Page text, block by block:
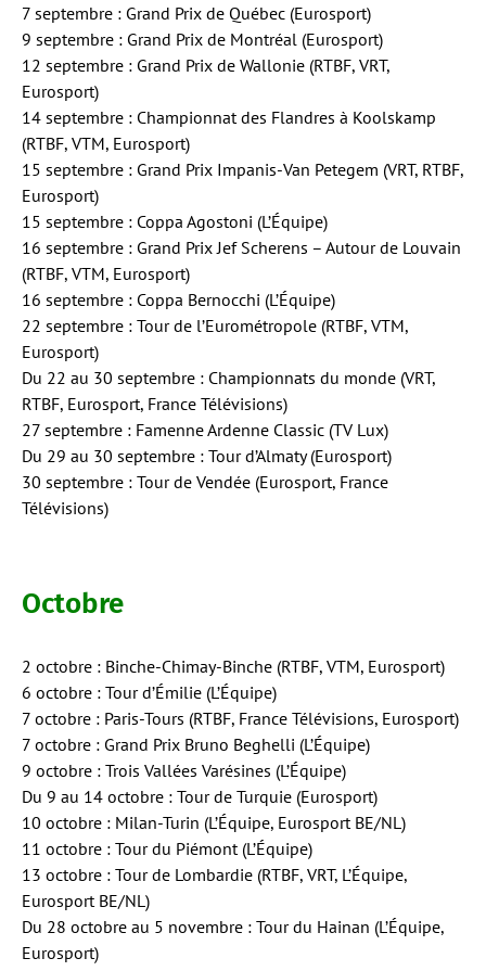
7 septembre : Grand Prix de Québec (Eurosport)
9 septembre : Grand Prix de Montréal (Eurosport)
12 septembre : Grand Prix de Wallonie (RTBF, VRT,
Eurosport)
14 septembre : Championnat des Flandres à Koolskamp
(RTBF, VTM, Eurosport)
15 septembre : Grand Prix Impanis-Van Petegem (VRT, RTBF,
Eurosport)
15 septembre : Coppa Agostoni (L’Équipe)
16 septembre : Grand Prix Jef Scherens – Autour de Louvain
(RTBF, VTM, Eurosport)
16 septembre : Coppa Bernocchi (L’Équipe)
22 septembre : Tour de l’Eurométropole (RTBF, VTM,
Eurosport)
Du 22 au 30 septembre : Championnats du monde (VRT,
RTBF, Eurosport, France Télévisions)
27 septembre : Famenne Ardenne Classic (TV Lux)
Du 29 au 30 septembre : Tour d’Almaty (Eurosport)
30 septembre : Tour de Vendée (Eurosport, France
Télévisions)
Octobre
2 octobre : Binche-Chimay-Binche (RTBF, VTM, Eurosport)
6 octobre : Tour d’Émilie (L’Équipe)
7 octobre : Paris-Tours (RTBF, France Télévisions, Eurosport)
7 octobre : Grand Prix Bruno Beghelli (L’Équipe)
9 octobre : Trois Vallées Varésines (L’Équipe)
Du 9 au 14 octobre : Tour de Turquie (Eurosport)
10 octobre : Milan-Turin (L’Équipe, Eurosport BE/NL)
11 octobre : Tour du Piémont (L’Équipe)
13 octobre : Tour de Lombardie (RTBF, VRT, L’Équipe,
Eurosport BE/NL)
Du 28 octobre au 5 novembre : Tour du Hainan (L’Équipe,
Eurosport)